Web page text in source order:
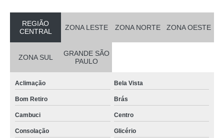
REGIÃO
CENTRAL
ZONA LESTE ZONA NORTE ZONA OESTE
ZONA SUL
GRANDE SÃO
PAULO
Aclimação Bela Vista
Bom Retiro Brás
Cambuci Centro
Consolação Glicério